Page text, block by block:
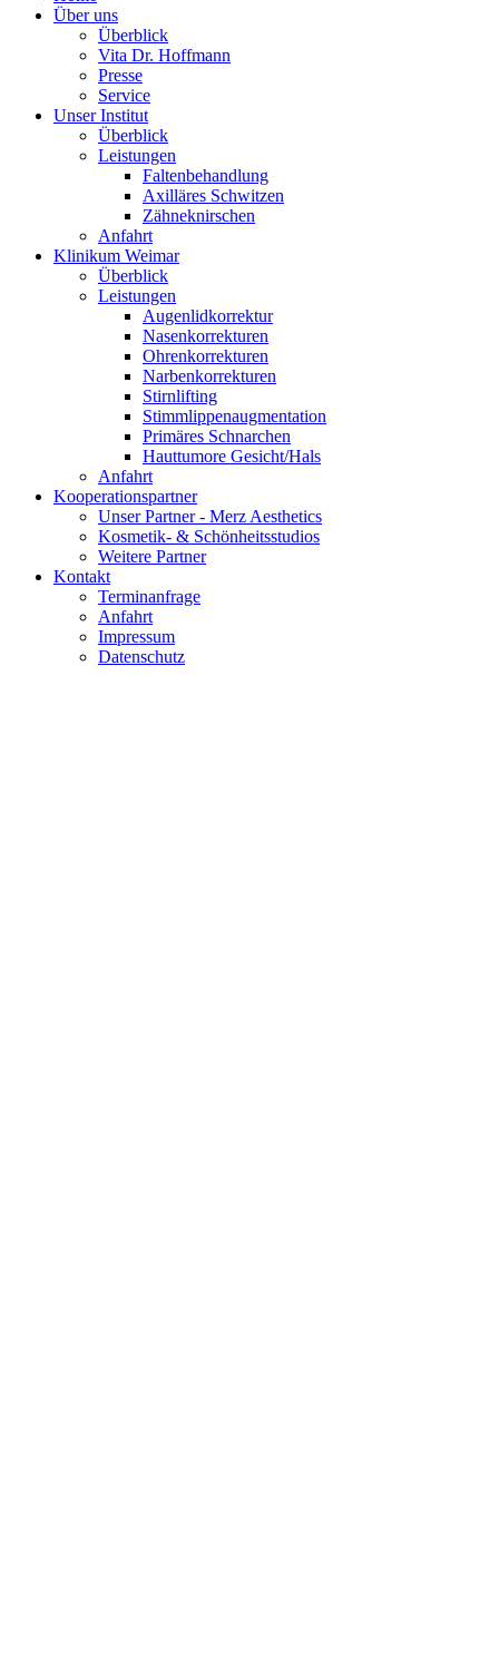
Über uns
Überblick
Vita Dr. Hoffmann
Presse
Service
Unser Institut
Überblick
Leistungen
Faltenbehandlung
Axilläres Schwitzen
Zähneknirschen
Anfahrt
Klinikum Weimar
Überblick
Leistungen
Augenlidkorrektur
Nasenkorrekturen
Ohrenkorrekturen
Narbenkorrekturen
Stirnlifting
Stimmlippenaugmentation
Primäres Schnarchen
Hauttumore Gesicht/Hals
Anfahrt
Kooperationspartner
Unser Partner - Merz Aesthetics
Kosmetik- & Schönheitsstudios
Weitere Partner
Kontakt
Terminanfrage
Anfahrt
Impressum
Datenschutz